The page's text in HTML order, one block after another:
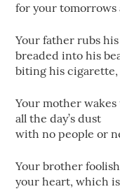
for your tomorrows
Your father rubs
breaded into his
biting his cigarette,
​Your mother
all the day’s dust
with no people or
Your brother
your heart, which